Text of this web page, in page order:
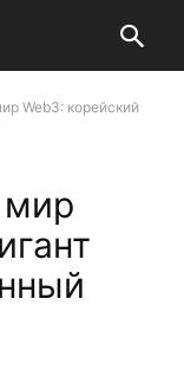
Web3: корейский
мир